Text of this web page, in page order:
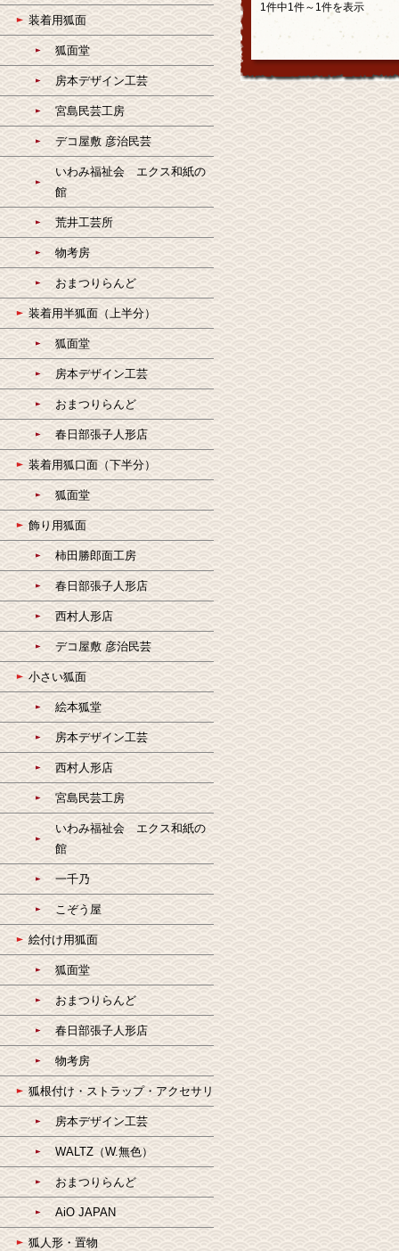
1件中1件～1件を表示
装着用狐面
狐面堂
房本デザイン工芸
宮島民芸工房
デコ屋敷 彦治民芸
いわみ福祉会 エクス和紙の
館
荒井工芸所
物考房
おまつりらんど
装着用半狐面（上半分）
狐面堂
房本デザイン工芸
おまつりらんど
春日部張子人形店
装着用狐口面（下半分）
狐面堂
飾り用狐面
柿田勝郎面工房
春日部張子人形店
西村人形店
デコ屋敷 彦治民芸
小さい狐面
絵本狐堂
房本デザイン工芸
西村人形店
宮島民芸工房
いわみ福祉会 エクス和紙の
館
一千乃
こぞう屋
絵付け用狐面
狐面堂
おまつりらんど
春日部張子人形店
物考房
狐根付け・ストラップ・アクセサリ
房本デザイン工芸
WALTZ（W.無色）
おまつりらんど
AiO JAPAN
狐人形・置物